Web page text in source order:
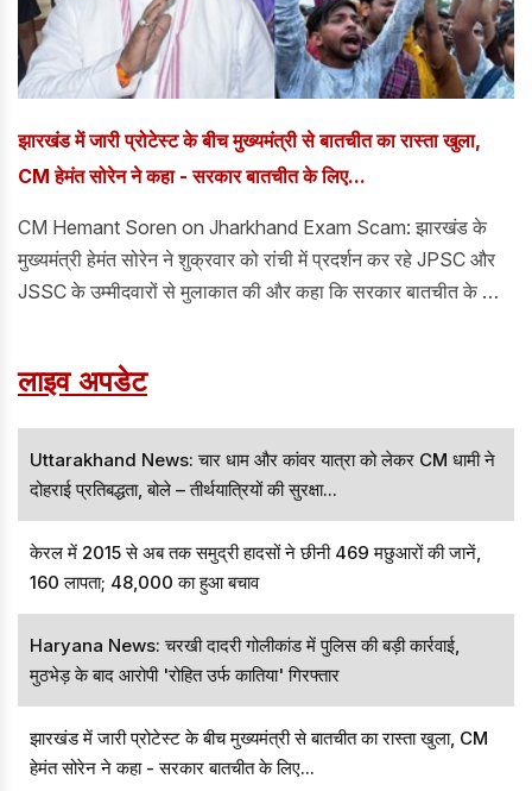
झारखंड में जारी प्रोटेस्ट के बीच मुख्यमंत्री से बातचीत का रास्ता खुला,
CM हेमंत सोरेन ने कहा - सरकार बातचीत के लिए...
CM Hemant Soren on Jharkhand Exam Scam: झारखंड के
मुख्यमंत्री हेमंत सोरेन ने शुक्रवार को रांची में प्रदर्शन कर रहे JPSC और
JSSC के उम्मीदवारों से मुलाकात की और कहा कि सरकार बातचीत के लिए
को लेकर जयपाल सिंह स्टेडियम में छात्रों और उम्मीदवारों द्वारा जारी विरोध
लाइव अपडेट
Uttarakhand News: चार धाम और कांवर यात्रा को लेकर CM धामी ने
दोहराई प्रतिबद्धता, बोले – तीर्थयात्रियों की सुरक्षा...
केरल में 2015 से अब तक समुद्री हादसों ने छीनी 469 मछुआरों की जानें,
160 लापता; 48,000 का हुआ बचाव
Haryana News: चरखी दादरी गोलीकांड में पुलिस की बड़ी कार्रवाई,
मुठभेड़ के बाद आरोपी 'रोहित उर्फ कातिया' गिरफ्तार
झारखंड में जारी प्रोटेस्ट के बीच मुख्यमंत्री से बातचीत का रास्ता खुला, CM
हेमंत सोरेन ने कहा - सरकार बातचीत के लिए...